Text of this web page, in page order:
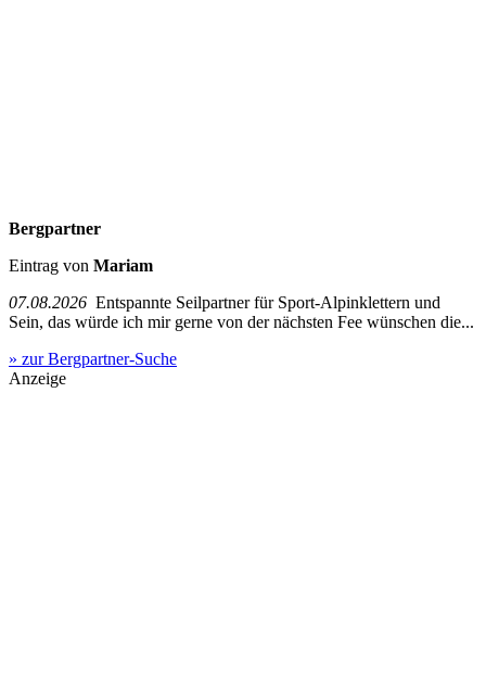
Bergpartner
Eintrag von Mariam
07.08.2026 Entspannte Seilpartner für Sport-Alpinklettern und
Sein, das würde ich mir gerne von der nächsten Fee wünschen die...
» zur Bergpartner-Suche
Anzeige